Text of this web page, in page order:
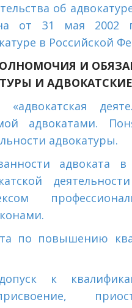
об
от 31 мая
в Российской
И
И
«адвокатская
адвокатами.
адвокатуры.
адвоката
по повышению
к